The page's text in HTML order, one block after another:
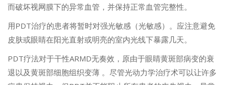
而破坏视网膜下的异常血管，并保持正常血管完整性。
用PDT治疗的患者将暂时对强光敏感（光敏感）。应注意避免
皮肤或眼睛在阳光直射或明亮的室内光线下暴露几天。
PDT疗法对于干性ARMD无奏效，原由于眼睛黄斑部病变的衰
退以及黄斑部细胞组织变薄 。尽管光动力学治疗术可以让许多